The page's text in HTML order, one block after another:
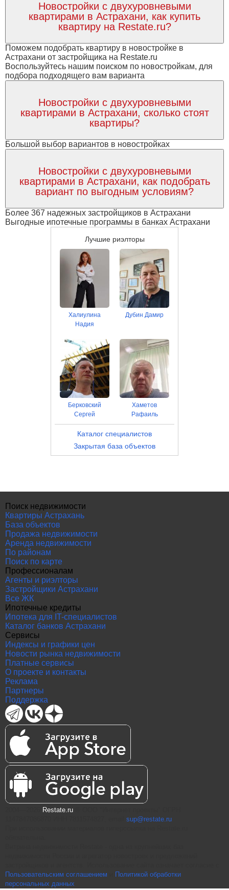
Новостройки с двухуровневыми
квартирами в Астрахани, как купить
квартиру на Restate.ru?
Поможем подобрать квартиру в новостройке в
Астрахани от застройщика на Restate.ru
Воспользуйтесь нашим поиском по новостройкам, для
подбора подходящего вам варианта
Новостройки с двухуровневыми
квартирами в Астрахани, сколько стоят
квартиры?
Большой выбор вариантов в новостройках
Новостройки с двухуровневыми
квартирами в Астрахани, как подобрать
вариант по выгодным условиям?
Более 367 надежных застройщиков в Астрахани
Выгодные ипотечные программы в банках Астрахани
Лучшие риэлторы
Халиулина
Надия
Дубин Дамир
Берковский
Сергей
Хаметов
Рафаиль
Каталог специалистов
Закрытая база объектов
Поиск недвижимости
Квартиры Астрахань
База объектов
Продажа недвижимости
Аренда недвижимости
По районам
Поиск по карте
Профессионалам
Агенты и риэлторы
Застройщики Астрахани
Все ЖК
Ипотечные кредиты
Ипотека для IT-специалистов
Каталог банков Астрахани
Сервисы
Индексы и графики цен
Новости рынка недвижимости
Платные сервисы
О проекте и контакты
Реклама
Партнеры
Поддержка
Restate.ru
sup@restate.ru
Пользовательским соглашением
Политикой обработки
персональных данных